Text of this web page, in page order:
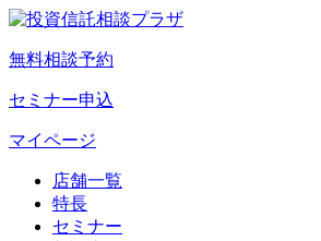
無料相談予約
セミナー申込
マイページ
店舗一覧
特長
セミナー